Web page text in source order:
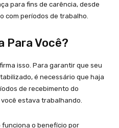
para fins de carência, desde
com períodos de trabalho.
Para Você?
isso. Para garantir que seu
é necessário que haja
de recebimento do
estava trabalhando.
funciona o benefício por